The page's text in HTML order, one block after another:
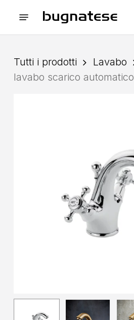
Menu
Tutti i prodotti Lavabo
lavabo scarico automatico